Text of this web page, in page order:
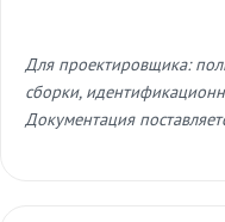
Для проектировщика:
сборки,
Документация